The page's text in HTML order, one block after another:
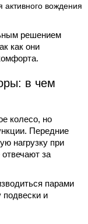
вождения
решением
как они
в чем
колесо, но
Передние
нагрузку при
за
парами
и